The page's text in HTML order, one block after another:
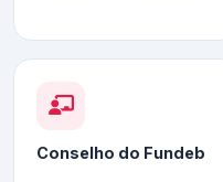
Conselho do Fundeb